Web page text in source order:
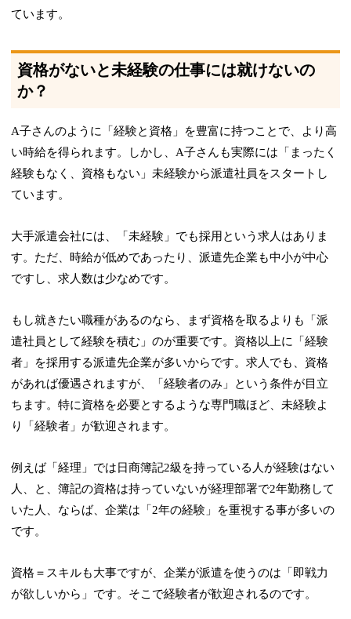
ています。
資格がないと未経験の仕事には就けないの
か？
A子さんのように「経験と資格」を豊富に持つことで、より高
い時給を得られます。しかし、A子さんも実際には「まったく
経験もなく、資格もない」未経験から派遣社員をスタートし
ています。
大手派遣会社には、「未経験」でも採用という求人はありま
す。ただ、時給が低めであったり、派遣先企業も中小が中心
ですし、求人数は少なめです。
もし就きたい職種があるのなら、まず資格を取るよりも「派
遣社員として経験を積む」のが重要です。資格以上に「経験
者」を採用する派遣先企業が多いからです。求人でも、資格
があれば優遇されますが、「経験者のみ」という条件が目立
ちます。特に資格を必要とするような専門職ほど、未経験よ
り「経験者」が歓迎されます。
例えば「経理」では日商簿記2級を持っている人が経験はない
人、と、簿記の資格は持っていないが経理部署で2年勤務して
いた人、ならば、企業は「2年の経験」を重視する事が多いの
です。
資格＝スキルも大事ですが、企業が派遣を使うのは「即戦力
が欲しいから」です。そこで経験者が歓迎されるのです。